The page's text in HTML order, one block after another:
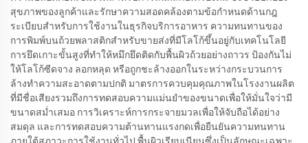
สุขภาพของลูกค้าและรักษาความสอดคล้องตามข้อกำหนดด้านกฎ
ระเบียบสำหรับการใช้งานในธุรกิจบริการอาหาร ความทนทานของ
การพิมพ์บนถ้วยพลาสติกสำหรับขายส่งที่มีโลโก้ขึ้นอยู่กับเทคโนโลยี
การยึดเกาะขั้นสูงที่ทำให้หมึกยึดติดกับพื้นผิวถ้วยอย่างถาวร ป้องกันไม่
ให้โลโก้ซีดจาง ลอกหลุด หรือถูกชะล้างออกในระหว่างกระบวนการ
ล้างทำความสะอาดตามปกติ มาตรการควบคุมคุณภาพในโรงงานผลิต
ที่มีชื่อเสียงรวมถึงการทดสอบความแม่นยำของขนาดเพื่อให้มั่นใจว่ามี
ขนาดสม่ำเสมอ การวิเคราะห์การกระจายมวลเพื่อให้จับถือได้อย่าง
สมดุล และการทดสอบความต้านทานแรงกดเพื่อยืนยันความทนทาน